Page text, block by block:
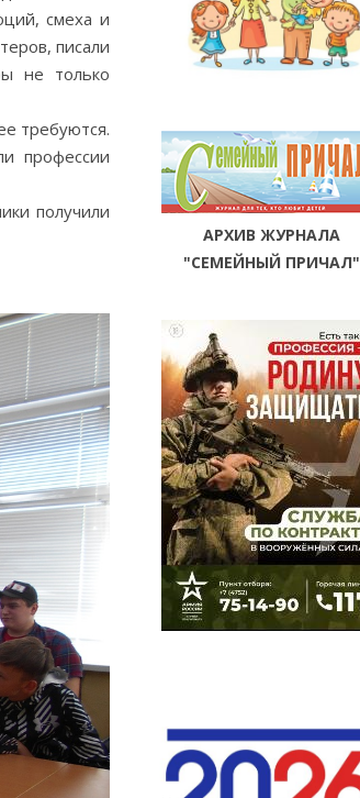
смеха и
писали
не только
требуются.
профессии
получили
АРХИВ ЖУРНАЛА
"СЕМЕЙНЫЙ ПРИЧАЛ"